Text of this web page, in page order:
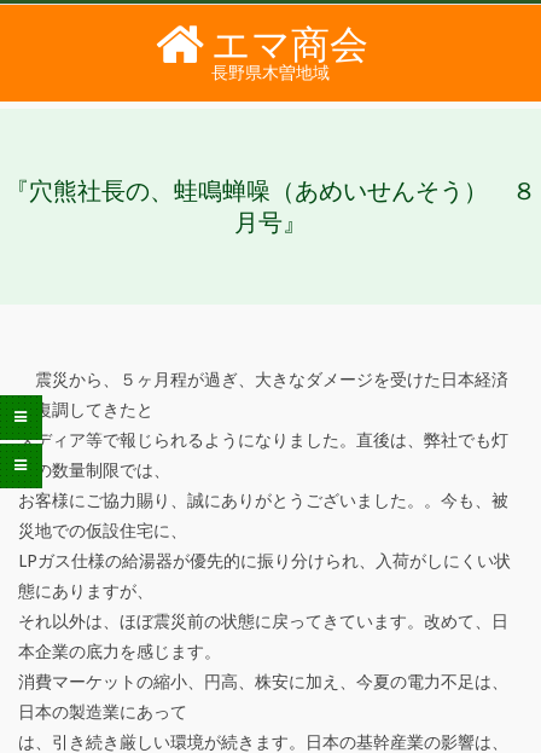
エマ商会
長野県木曽地域
MENU
MENU
『穴熊社長の、蛙鳴蝉噪（あめいせんそう） ８
月号』
『
穴
熊
社
長
の
、
蛙
震災から、５ヶ月程が過ぎ、大きなダメージを受けた日本経済
も復調してきたと
メディア等で報じられるようになりました。直後は、弊社でも灯
油の数量制限では、
お客様にご協力賜り、誠にありがとうございました。。今も、被
災地での仮設住宅に、
LPガス仕様の給湯器が優先的に振り分けられ、入荷がしにくい状
態にありますが、
それ以外は、ほぼ震災前の状態に戻ってきています。改めて、日
本企業の底力を感じます。
消費マーケットの縮小、円高、株安に加え、今夏の電力不足は、
日本の製造業にあって
は、引き続き厳しい環境が続きます。日本の基幹産業の影響は、